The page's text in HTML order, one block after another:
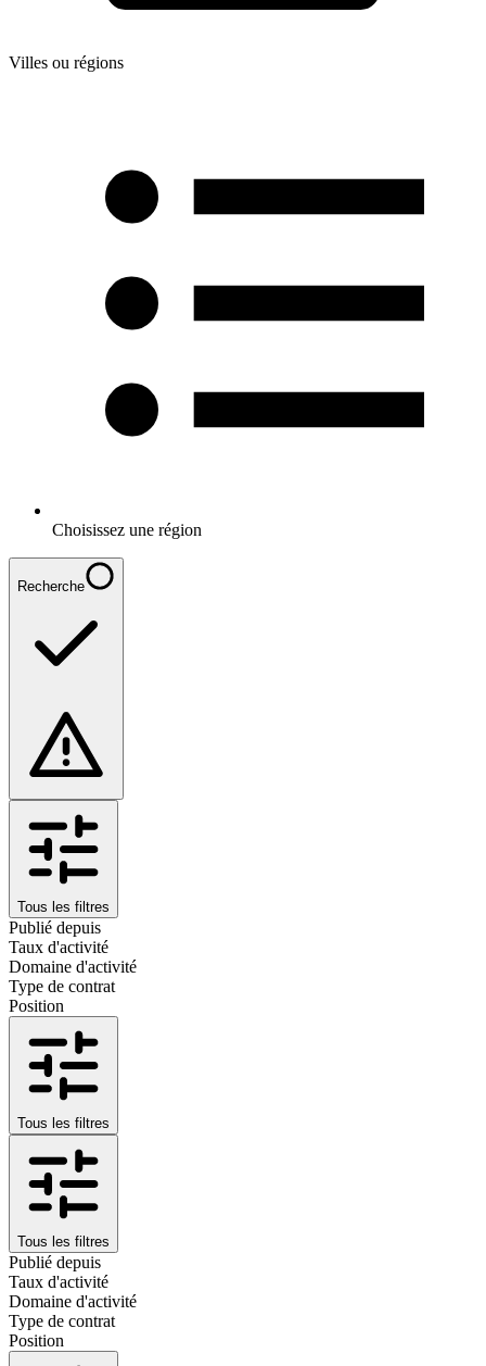
Villes ou régions
Choisissez une région
Recherche
Tous les filtres
Publié depuis
Taux d'activité
Domaine d'activité
Type de contrat
Position
Tous les filtres
Tous les filtres
Publié depuis
Taux d'activité
Domaine d'activité
Type de contrat
Position